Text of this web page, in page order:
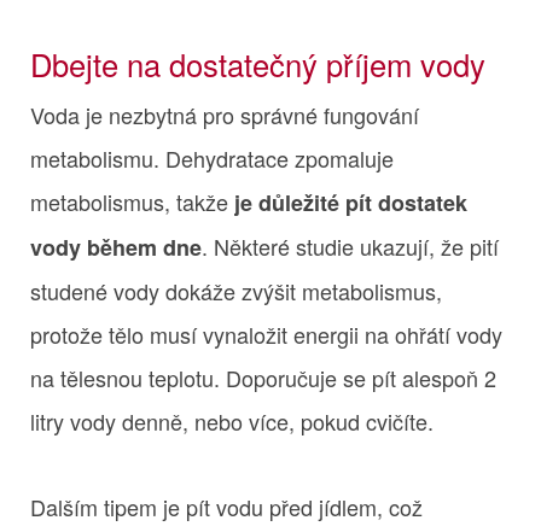
Dbejte na dostatečný příjem vody
Voda je nezbytná pro správné fungování
metabolismu. Dehydratace zpomaluje
metabolismus, takže je důležité pít dostatek
vody během dne. Některé studie ukazují, že pití
studené vody dokáže zvýšit metabolismus,
protože tělo musí vynaložit energii na ohřátí vody
na tělesnou teplotu. Doporučuje se pít alespoň 2
litry vody denně, nebo více, pokud cvičíte.
Dalším tipem je pít vodu před jídlem, což